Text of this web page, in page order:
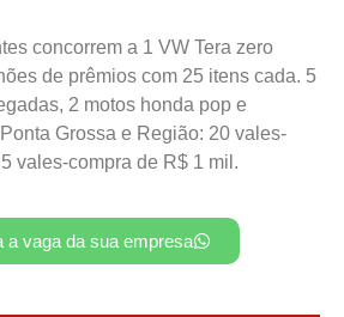
concorrem a 1 VW Tera zero
de prêmios com 25 itens cada. 5
2 motos honda pop e
Grossa e Região: 20 vales-
vales-compra de R$ 1 mil.
a vaga da sua empresa